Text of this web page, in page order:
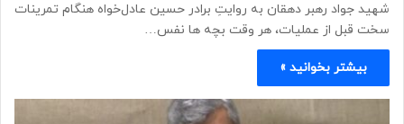
شهید جواد رهبر دهقان به روایتِ برادر حسین عادل‌خواه هنگام تمرینات
سخت قبل از عملیات، هر وقت بچه ها نفس…
بیشتر بخوانید »